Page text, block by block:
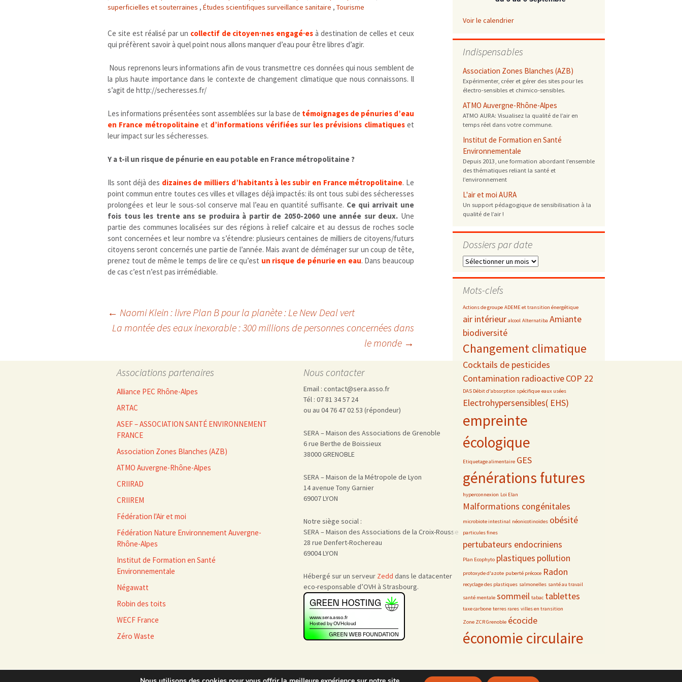
modes de conservation et de cuisson
Biodiversité
Changements climatiques
Contaminations chimiques
cancérigène / mutagène / reprotoxique
métaux lourds et autres
Déchets
économie circulaire
nationale
superficielles et souterraines
Énergies
fossiles
renouvelables / transition énergétique
toxicologique
Jurisprudence
Modes de comportement
offre de soins
Petite enfance
Pharmacovigilance, produits et
dispositifs de santé, vaccins
Population à risque
adolescents
exposition professionnelle
femmes enceintes / enfants
Publications recommandées
Sols
Sommeil
écrans / jeux vidéos
environnement industriel
Tourisme
superficielles et souterraines , Études scientifiques surveillance sanitaire , Tourisme
Ce site est réalisé par un collectif de citoyen·nes engagé·es à destination de celles et ceux
qui préfèrent savoir à quel point nous allons manquer d’eau pour être libres d’agir.
Nous reprenons leurs informations afin de vous transmettre ces données qui nous semblent de
la plus haute importance dans le contexte de changement climatique que nous connaissons. ll
s’agit de http://secheresses.fr/
Les informations présentées sont assemblées sur la base de témoignages de pénuries d’eau
en France métropolitaineet d’informations vérifiées sur les prévisions climatiques et
leur impact sur les sécheresses.
Y a t-il un risque de pénurie en eau potable en France métropolitaine ?
Ils sont déjà des dizaines de milliers d’habitants à les subir en France métropolitaine. Le
point commun entre toutes ces villes et villages déjà impactés: ils ont tous subi des sécheresses
prolongées et leur le sous-sol conserve mal l’eau en quantité suffisante. Ce qui arrivait une
fois tous les trente ans se produira à partir de 2050-2060 une année sur deux. Une
partie des communes localisées sur des régions à relief calcaire et au dessus de roches socle
sont concernées et leur nombre va s’étendre: plusieurs centaines de milliers de citoyens/futurs
citoyens seront concernés une partie de l’année. Mais avant de déménager sur un coup de tête,
prenez tout de même le temps de lire ce qu’est un risque de pénurie en eau. Dans beaucoup
de cas c’est n’est pas irrémédiable.
Navigation
← Naomi Klein : livre Plan B pour la planète : Le New Deal vert
La montée des eaux inexorable : 300 millions de personnes concernées dans
le monde →
Voir le calendrier
Indispensables
Association Zones Blanches (AZB)
Expérimenter, créer et gérer des sites pour les
électro-sensibles et chimico-sensibles.
ATMO Auvergne-Rhône-Alpes
ATMO AURA: Visualisez la qualité de l’air en
temps réel dans votre commune.
Institut de Formation en Santé
Environnementale
Depuis 2013, une formation abordant l’ensemble
des thématiques reliant la santé et
l’environnement
L'air et moi AURA
Un support pédagogique de sensibilisation à la
qualité de l’air !
Dossiers par date
Dossiers
date
Mots-clefs
Actions de groupe ADEME et transition énergétique
air intérieur alcool Alternatiba Amiante
biodiversité
Changement climatique
Cocktails de pesticides
Contamination radioactiveCOP 22
DAS Débit d'absorption spécifique eaux usées
Electrohypersensibles( EHS)
empreinte
écologique
Etiquetage alimentaire GES
générations futures
hyperconnexion Loi Elan
Malformations congénitales
microbiote intestinal néonicotinoïdes obésité
particules fines
pertubateurs endocriniens
Plan Ecophyto plastiques pollution
protoxyde d'azote puberté précoce Radon
recyclage des plastiques salmonelles santé au travail
santé mentale sommeil tabac tablettes
taxe carbone terres rares villes en transition
Zone ZCR Grenoble écocide
économie circulaire
Associations partenaires
Alliance PEC Rhône-Alpes
ARTAC
ASEF – ASSOCIATION SANTÉ ENVIRONNEMENT
FRANCE
Association Zones Blanches (AZB)
ATMO Auvergne-Rhône-Alpes
CRIIRAD
CRIIREM
Fédération l'Air et moi
Fédération Nature Environnement Auvergne-
Rhône-Alpes
Institut de Formation en Santé
Environnementale
Négawatt
Robin des toits
WECF France
Zéro Waste
Nous contacter
Email : contact@sera.asso.fr
Tél : 07 81 34 57 24
ou au 04 76 47 02 53 (répondeur)
SERA – Maison des Associations de Grenoble
6 rue Berthe de Boissieux
38000 GRENOBLE
SERA – Maison de la Métropole de Lyon
14 avenue Tony Garnier
69007 LYON
Notre siège social :
SERA – Maison des Associations de la Croix-Rousse
28 rue Denfert-Rochereau
69004 LYON
Hébergé sur un serveur Zedd dans le datacenter
eco-responsable d’OVH à Strasbourg.